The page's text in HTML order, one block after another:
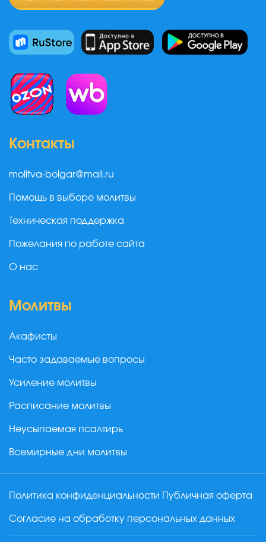
Контакты
molitva-bolgar@mail.ru
Помощь в выборе молитвы
Техническая поддержка
Пожелания по работе сайта
О нас
Молитвы
Акафисты
Часто задаваемые вопросы
Усиление молитвы
Расписание молитвы
Неусыпаемая псалтирь
Всемирные дни молитвы
Политика конфиденциальности Публичная оферта
Согласие на обработку персональных данных